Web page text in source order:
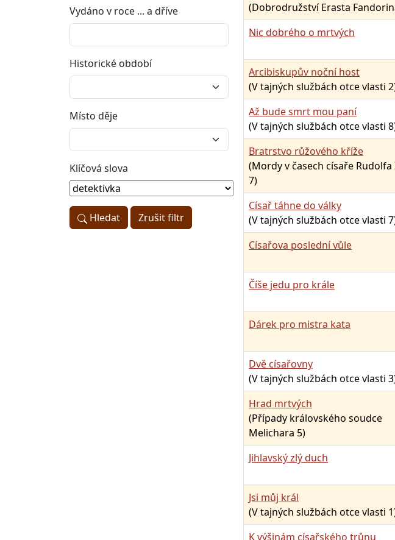
Vydáno v roce ... a dříve
Historické období
Místo děje
Klíčová slova
Hledat Zrušit filtr
(Dobrodružství Erasta
Nic dobrého o mrtvých
Arcibiskupův noční host
(V tajných službách otce vlasti
Až bude smrt mou paní
(V tajných službách otce vlasti
Bratrstvo růžového kříže
(Mordy v časech císaře Rudolfa
7)
Císař táhne do války
(V tajných službách otce vlasti
Císařova poslední vůle
Číše jedu pro krále
Dárek pro mistra kata
Dvě císařovny
(V tajných službách otce vlasti
Hrad mrtvých
(Případy královského soudce
Melichara 5)
Jihlavský zlý duch
Jsi můj král
(V tajných službách otce vlasti
K výšinám císařského trůnu